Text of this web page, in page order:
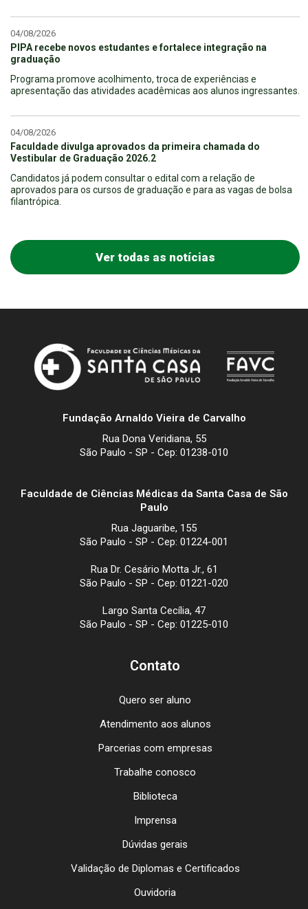
04/08/2026
PIPA recebe novos estudantes e fortalece integração na
graduação
Programa promove acolhimento, troca de experiências e
apresentação das atividades acadêmicas aos alunos ingressantes.
04/08/2026
Faculdade divulga aprovados da primeira chamada do
Vestibular de Graduação 2026.2
Candidatos já podem consultar o edital com a relação de
aprovados para os cursos de graduação e para as vagas de bolsa
filantrópica.
Ver todas as notícias
Fundação Arnaldo Vieira de Carvalho
Rua Dona Veridiana, 55
São Paulo - SP - Cep: 01238-010
Faculdade de Ciências Médicas da Santa Casa de São
Paulo
Rua Jaguaribe, 155
São Paulo - SP - Cep: 01224-001
Rua Dr. Cesário Motta Jr., 61
São Paulo - SP - Cep: 01221-020
Largo Santa Cecília, 47
São Paulo - SP - Cep: 01225-010
Contato
Quero ser aluno
Atendimento aos alunos
Parcerias com empresas
Trabalhe conosco
Biblioteca
Imprensa
Dúvidas gerais
Validação de Diplomas e Certificados
Ouvidoria